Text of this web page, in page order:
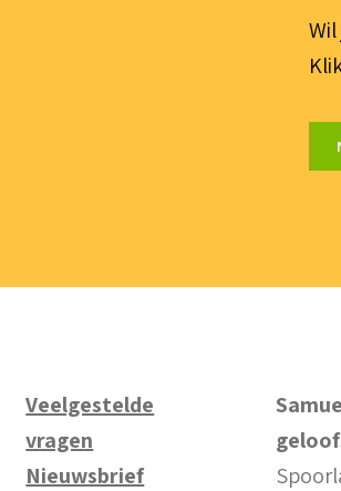
Veelgestelde
vragen
Nieuwsbrief